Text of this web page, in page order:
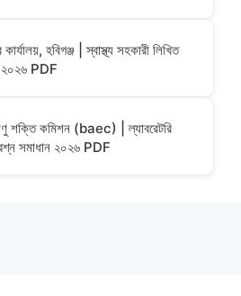
কার্যালয়, হবিগঞ্জ | স্বাস্থ্য সহকারী লিখিত
২০২৬ PDF
শক্তি কমিশন (baec) | ল্যাবরেটরি
সমাধান ২০২৬ PDF